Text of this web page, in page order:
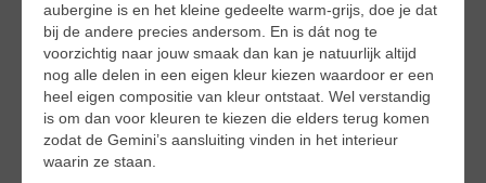
aubergine is en het kleine gedeelte warm-grijs, doe je dat
bij de andere precies andersom. En is dát nog te
voorzichtig naar jouw smaak dan kan je natuurlijk altijd
nog alle delen in een eigen kleur kiezen waardoor er een
heel eigen compositie van kleur ontstaat. Wel verstandig
is om dan voor kleuren te kiezen die elders terug komen
zodat de Gemini’s aansluiting vinden in het interieur
waarin ze staan.